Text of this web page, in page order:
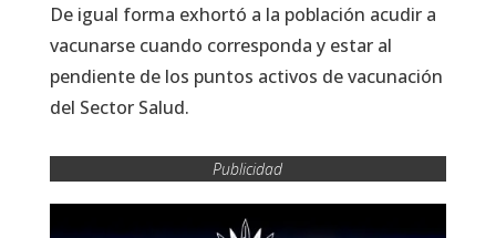
De igual forma exhortó a la población acudir a
vacunarse cuando corresponda y estar al
pendiente de los puntos activos de vacunación
del Sector Salud.
Publicidad